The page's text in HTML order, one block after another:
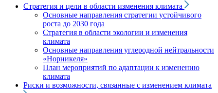
Стратегия и цели в области изменения климата
Основные направления стратегии устойчивого
роста до 2030 года
Стратегия в области экологии и изменения
климата
Основные направления углеродной нейтральности
«Норникеля»
План мероприятий по адаптации к изменению
климата
Риски и возможности, связанные с изменением климата